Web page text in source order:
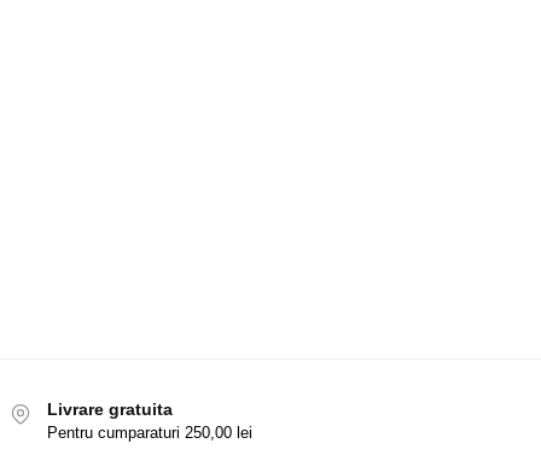
Livrare gratuita
Pentru cumparaturi 250,00 lei